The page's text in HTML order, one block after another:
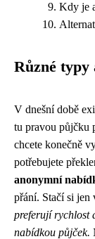
Kdy je
Různé typy
V dnešní době
tu pravou půjčku
chcete konečně
potřebujete
anonymní
přání. Stačí si jen
preferují rychlost
nabídkou půjček.